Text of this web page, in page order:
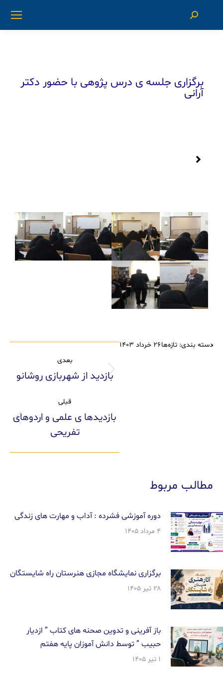
برگزاری جلسه ی درس پژوهی با حضور دکتر
آرانی
دسته بندی: تازه‌ها۲۶ خرداد ۱۴۰۳
قبلی
بازدید‌ها ی علمی و اردوهای
تفریحی
بعدی
بازدید از شهربازی روشانو
مطالب مربوط
دوره آموزشی فشرده : آداب و مهارت های زندگی
۴ مرداد ۱۴۰۵
برگزاری نمایشگاه مجازی هنرستان راه شایستگان
۲۸ تیر ۱۴۰۵
باز آفرینی و تدوین صحنه های کتاب ” ازدیار
حبیب ” توسط دانش آموزان پایه هفتم
۱ تیر ۱۴۰۵